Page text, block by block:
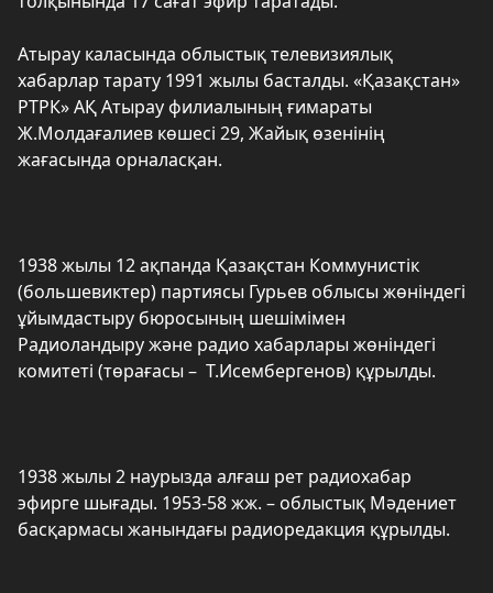
Атырау каласында облыстық телевизиялық
хабарлар тарату 1991 жылы басталды. «Қазақстан»
РТРК» АҚ Атырау филиалының ғимараты
Ж.Молдағалиев көшесі 29, Жайық өзенінің
жағасында орналасқан.
1938 жылы 12 ақпанда Қазақстан Коммунистік
(большевиктер) партиясы Гурьев облысы жөніндегі
ұйымдастыру бюросының шешімімен
Радиоландыру және радио хабарлары жөніндегі
комитеті (төрағасы – Т.Исембергенов) құрылды.
1938 жылы 2 наурызда алғаш рет радиохабар
эфирге шығады. 1953-58 жж. – облыстық Мәдениет
басқармасы жанындағы радиоредакция құрылды.